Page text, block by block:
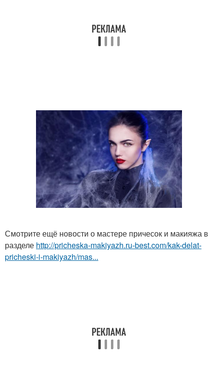
Смотрите ещё новости о мастере причесок и макияжа в
разделе http://pricheska-makiyazh.ru-best.com/kak-delat-
pricheski-i-makiyazh/mas...